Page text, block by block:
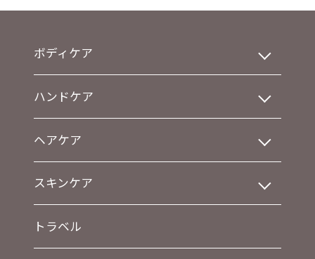
ボディケア
ハンドケア
ヘアケア
スキンケア
トラベル